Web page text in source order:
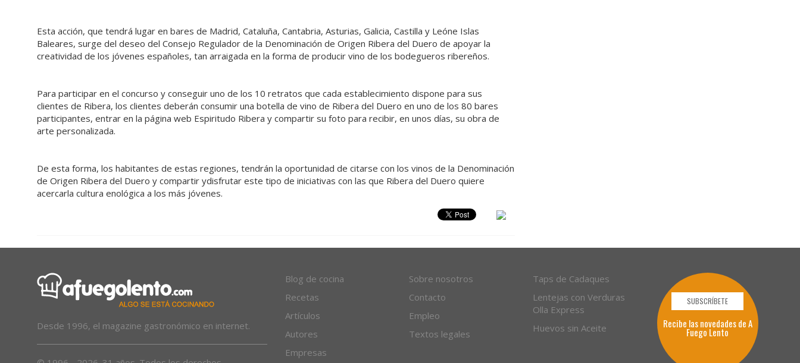
Esta acción, que tendrá lugar en bares de Madrid, Cataluña, Cantabria, Asturias, Galicia, Castilla y Leóne Islas
Baleares, surge del deseo del Consejo Regulador de la Denominación de Origen Ribera del Duero de apoyar la
creatividad de los jóvenes españoles, tan arraigada en la forma de producir vino de los bodegueros ribereños.
Para participar en el concurso y conseguir uno de los 10 retratos que cada establecimiento dispone para sus
clientes de Ribera, los clientes deberán consumir una botella de vino de Ribera del Duero en uno de los 80 bares
participantes, entrar en la página web Espiritudo Ribera y compartir su foto para recibir, en unos días, su obra de
arte personalizada.
De esta forma, los habitantes de estas regiones, tendrán la oportunidad de citarse con los vinos de la Denominación
de Origen Ribera del Duero y compartir ydisfrutar este tipo de iniciativas con las que Ribera del Duero quiere
acercarla cultura enológica a los más jóvenes.
Desde 1996, el magazine gastronómico en internet.
Blog de cocina
Recetas
Artículos
Autores
Empresas
Sobre nosotros
Contacto
Empleo
Textos legales
Taps de Cadaques
Lentejas con Verduras
Olla Express
Huevos sin Aceite
SUBSCRÍBETE
Recibe las novedades de A
Fuego Lento